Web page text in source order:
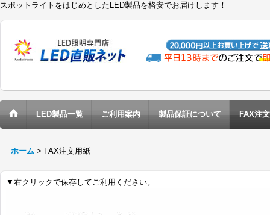
スポットライトをはじめとしたLED製品を格安でお届けします！
LED製品一覧 ご利用案内 製品保証について FAX注
ホーム > FAX注文用紙
▼右クリックで保存してご利用ください。